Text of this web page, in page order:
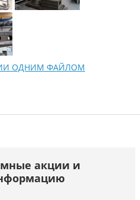
ОДНИМ ФАЙЛОМ
акции и